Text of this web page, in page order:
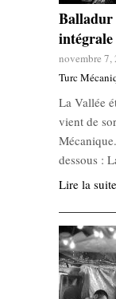
Balladur
intégrale
novembre 7,
Turc
La Vallée
vient de
dessous :
Lire la